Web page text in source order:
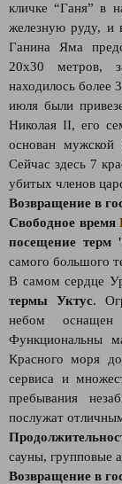
кличке “Ганя” в
железную руду, и
Ганина Яма
20х30 метров,
находилось
июля были
Николая II, его
основан мужской
Сейчас здесь 7
убитых членов
Возвращение в
Свободное время
посещение терм
самого большого
В самом сердце
термы Уктус.
небом оснащен
Функциональны
Красного моря
сервиса и
пребывания
послужат
сауны, групповые
Возвращение в